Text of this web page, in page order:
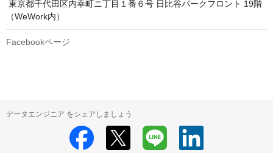
（WeWork内）
Facebookページ
データエンジニア をシェアしましょう